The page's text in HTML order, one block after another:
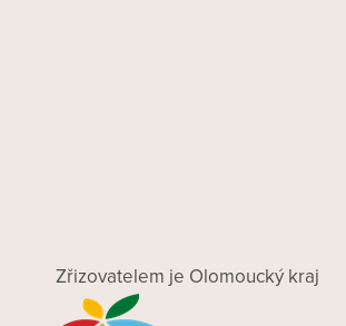
Zřizovatelem je Olomoucký kraj